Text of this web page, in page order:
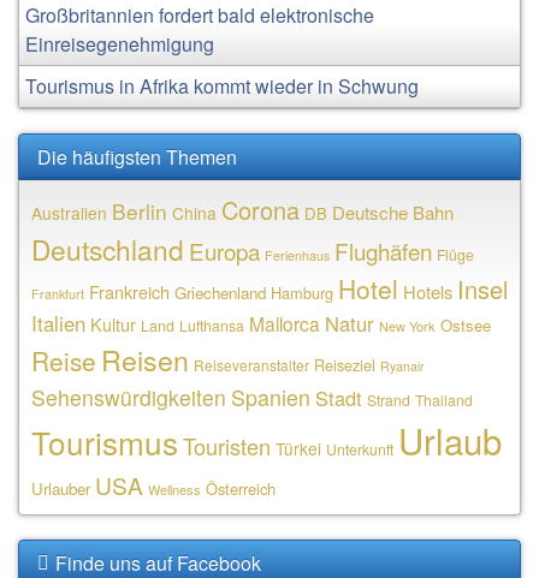
Großbritannien fordert bald elektronische
Einreisegenehmigung
Tourismus in Afrika kommt wieder in Schwung
Die häufigsten Themen
Australien Berlin China Corona DB Deutsche Bahn
Deutschland Europa Ferienhaus Flughäfen Flüge
Frankfurt Frankreich Griechenland Hamburg Hotel Hotels Insel
Italien Kultur Land Lufthansa Mallorca Natur New York Ostsee
Reise Reisen Reiseveranstalter Reiseziel Ryanair
Sehenswürdigkeiten Spanien Stadt Strand Thailand
TourismusTouristen Türkei Unterkunft Urlaub
Urlauber USA Wellness Österreich
Finde uns auf Facebook